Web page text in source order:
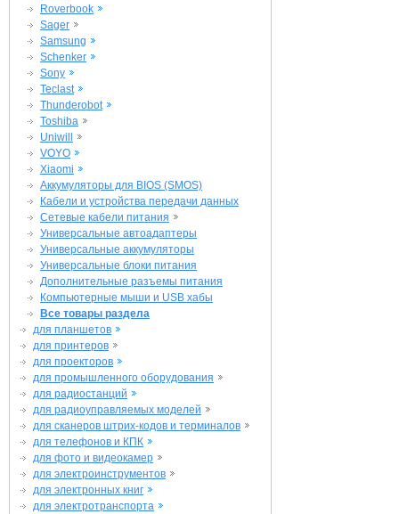
Roverbook
Sager
Samsung
Schenker
Sony
Teclast
Thunderobot
Toshiba
Uniwill
VOYO
Xiaomi
Аккумуляторы для BIOS (SMOS)
Кабели и устройства передачи данных
Сетевые кабели питания
Универсальные автоадаптеры
Универсальные аккумуляторы
Универсальные блоки питания
Дополнительные разъемы питания
Компьютерные мыши и USB хабы
Все товары раздела
для планшетов
для принтеров
для проекторов
для промышленного оборудования
для радиостанций
для радиоуправляемых моделей
для сканеров штрих-кодов и терминалов
для телефонов и КПК
для фото и видеокамер
для электроинструментов
для электронных книг
для электротранспорта